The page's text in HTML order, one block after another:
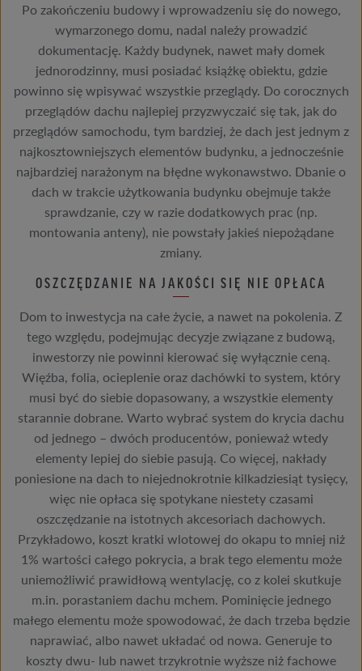
Po zakończeniu budowy i wprowadzeniu się do nowego,
wymarzonego domu, nadal należy prowadzić
dokumentację. Każdy budynek, nawet mały domek
jednorodzinny, musi posiadać książkę obiektu, gdzie
powinno się wpisywać wszystkie przeglądy. Do corocznych
przeglądów dachu najlepiej przyzwyczaić się tak, jak do
przeglądów samochodu, tym bardziej, że dach jest jednym z
najkosztowniejszych elementów budynku, a jednocześnie
najbardziej narażonym na błędne wykonawstwo. Dbanie o
dach w trakcie użytkowania budynku obejmuje także
sprawdzanie, czy w razie dodatkowych prac (np.
montowania anteny), nie powstały jakieś niepożądane
zmiany.
OSZCZĘDZANIE NA JAKOŚCI SIĘ NIE OPŁACA
Dom to inwestycja na całe życie, a nawet na pokolenia. Z
tego względu, podejmując decyzje związane z budową,
inwestorzy nie powinni kierować się wyłącznie ceną.
Więźba, folia, ocieplenie oraz dachówki to system, który
musi być do siebie dopasowany, a wszystkie elementy
starannie dobrane. Warto wybrać system do krycia dachu
od jednego – dwóch producentów, ponieważ wtedy
elementy lepiej do siebie pasują. Co więcej, nakłady
poniesione na dach to niejednokrotnie kilkadziesiąt tysięcy,
więc nie opłaca się spotykane niestety czasami
oszczędzanie na istotnych akcesoriach dachowych.
Przykładowo, koszt kratki wlotowej do okapu to mniej niż
1% wartości całego pokrycia, a brak tego elementu może
uniemożliwić prawidłową wentylację, co z kolei skutkuje
m.in. porastaniem dachu mchem. Pominięcie jednego
małego elementu może spowodować, że dach trzeba będzie
naprawiać, albo nawet układać od nowa. Generuje to
koszty dwu- lub nawet trzykrotnie wyższe niż fachowe